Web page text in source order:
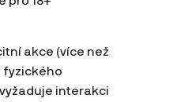
akce (více než
fyzického
interakci